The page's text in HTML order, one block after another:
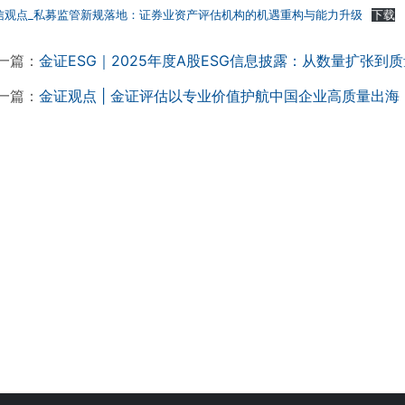
观点_私募监管新规落地：证券业资产评估机构的机遇重构与能力升级 下载
篇： 金证ESG｜2025年度A股ESG信息披露：从数量扩张到
篇： 金证观点 | 金证评估以专业价值护航中国企业高质量出海